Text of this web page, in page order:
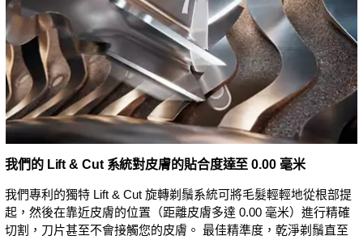
我們的 Lift & Cut 系統對皮膚的貼合度達至 0.00 毫米
我們專利的獨特 Lift & Cut 旋轉剃鬚系統可將毛髮輕輕地從根部提
起，然後在靠近皮膚的位置（距離皮膚多達 0.00 毫米）進行精確
切割，刀片甚至不會接觸您的皮膚。 最佳精準度，乾淨剃鬚直至